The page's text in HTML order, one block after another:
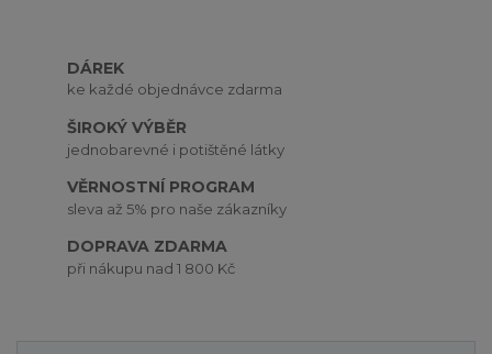
DÁREK
ke každé objednávce zdarma
ŠIROKÝ VÝBĚR
jednobarevné i potištěné látky
VĚRNOSTNÍ PROGRAM
sleva až 5% pro naše zákazníky
DOPRAVA ZDARMA
při nákupu nad 1 800 Kč